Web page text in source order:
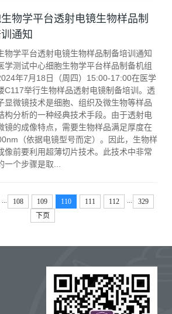
物学平台透射电镜生物样品制
通知
物学平台透射电镜生物样品制备培训通知
学测试中心细胞生物学平台样品制备机组
年7月18日（周四）15:00-17:00在医学
C117举行生物样品透射电镜制备培训。透
显微镜技术是细胞、组织及微生物等样品
构分析的一种经典技术手段。由于透射电
镜的成像特点，需要生物样品满足厚度在
（依据电镜型号而定）。因此，生物样
像前要利用超薄切片技术。此技术中非常
一个步骤是取...
... 108 109 110 111 112 ...
329
下页